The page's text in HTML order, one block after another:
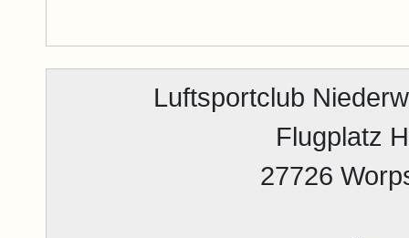
Luftsportclub
Flugplatz
27726